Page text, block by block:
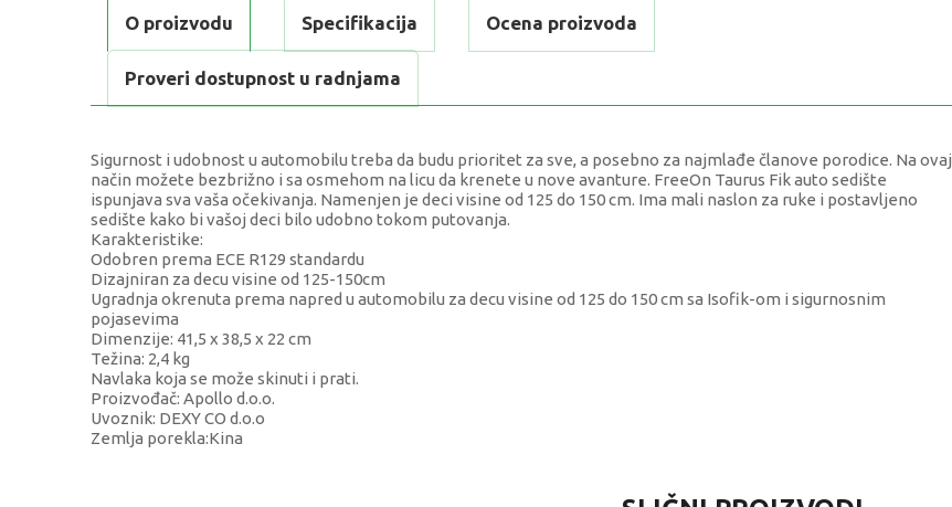
O proizvodu Specifikacija Ocena proizvoda
Proveri dostupnost u radnjama
Sigurnost i udobnost u automobilu treba da budu prioritet za sve, a posebno za najmlađe članove porodice. Na ovaj
način možete bezbrižno i sa osmehom na licu da krenete u nove avanture. FreeOn Taurus Fik auto sedište
ispunjava sva vaša očekivanja. Namenjen je deci visine od 125 do 150 cm. Ima mali naslon za ruke i postavljeno
sedište kako bi vašoj deci bilo udobno tokom putovanja.
Karakteristike:
Odobren prema ECE R129 standardu
Dizajniran za decu visine od 125-150cm
Ugradnja okrenuta prema napred u automobilu za decu visine od 125 do 150 cm sa Isofik-om i sigurnosnim
pojasevima
Dimenzije: 41,5 x 38,5 x 22 cm
Težina: 2,4 kg
Navlaka koja se može skinuti i prati.
Proizvođač: Apollo d.o.o.
Uvoznik: DEXY CO d.o.o
Zemlja porekla:Kina